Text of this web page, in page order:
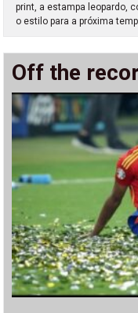
print, a estampa leopardo,
o estilo para a próxima
Off the